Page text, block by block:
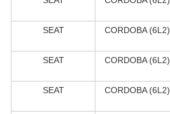
SEAT
CORDOBA (6L2)
SEAT
CORDOBA (6L2)
SEAT
CORDOBA (6L2)